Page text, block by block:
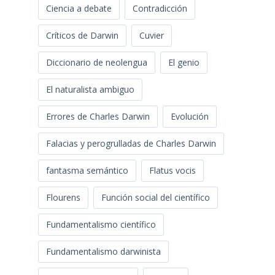
Ciencia a debate Contradicción
Críticos de Darwin Cuvier
Diccionario de neolengua El genio
El naturalista ambiguo
Errores de Charles Darwin Evolución
Falacias y perogrulladas de Charles Darwin
fantasma semántico Flatus vocis
Flourens Función social del científico
Fundamentalismo científico
Fundamentalismo darwinista